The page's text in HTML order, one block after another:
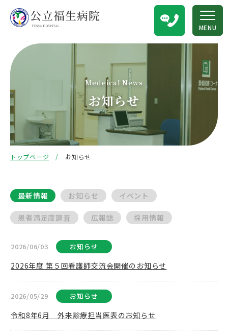
MENU
Medeical News
お知らせ
トップページ お知らせ
最新情報 お知らせ イベント
患者満足度調査 広報誌 採用情報
2026/06/03 お知らせ
2026年度 第５回看護師交流会開催のお知らせ
2026/05/29 お知らせ
令和8年6月 外来診療担当医表のお知らせ